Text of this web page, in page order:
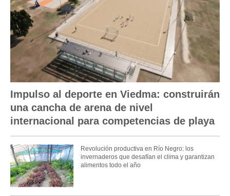
Impulso al deporte en Viedma: construirán
una cancha de arena de nivel
internacional para competencias de playa
Revolución productiva en Río Negro: los
invernaderos que desafían el clima y garantizan
alimentos todo el año